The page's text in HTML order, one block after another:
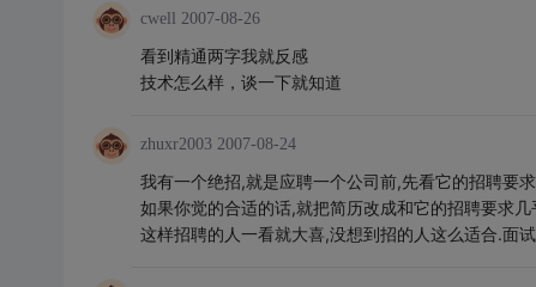
cwell 2007-08-26
看到精通两字我就反感
技术怎么样，谈一下就知道
zhuxr2003 2007-08-24
我有一个绝招,就是应聘一个公司前,先看它的招聘要
如果你觉的合适的话,就把简历改成和它的招聘要求
这样招聘的人一看就大喜,没想到招的人这么适合.面